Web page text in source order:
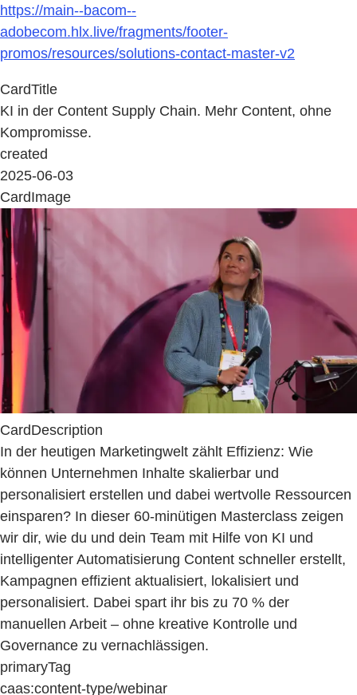
https://main--bacom--
adobecom.hlx.live/fragments/footer-
promos/resources/solutions-contact-master-v2
CardTitle
KI in der Content Supply Chain. Mehr Content, ohne
Kompromisse.
created
2025-06-03
CardImage
CardDescription
In der heutigen Marketingwelt zählt Effizienz: Wie
können Unternehmen Inhalte skalierbar und
personalisiert erstellen und dabei wertvolle Ressourcen
einsparen? In dieser 60-minütigen Masterclass zeigen
wir dir, wie du und dein Team mit Hilfe von KI und
intelligenter Automatisierung Content schneller erstellt,
Kampagnen effizient aktualisiert, lokalisiert und
personalisiert. Dabei spart ihr bis zu 70 % der
manuellen Arbeit – ohne kreative Kontrolle und
Governance zu vernachlässigen.
primaryTag
caas:content-type/webinar